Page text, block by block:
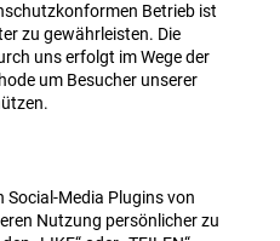
Betrieb ist
zu gewährleisten. Die
uns erfolgt im Wege der
um Besucher unserer
Social-Media Plugins von
Nutzung persönlicher zu